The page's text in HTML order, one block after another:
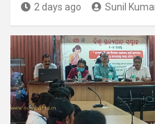
2 days ago Sunil